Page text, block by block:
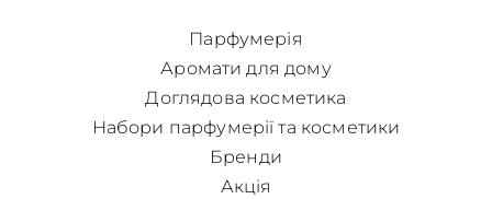
Парфумерія
Аромати для дому
Доглядова косметика
Набори парфумерії та косметики
Бренди
Акція